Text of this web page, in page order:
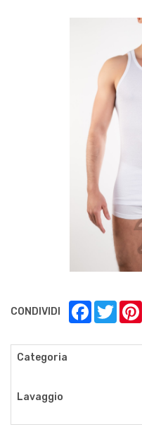
CONDIVIDI Facebook
Categoria
Lavaggio